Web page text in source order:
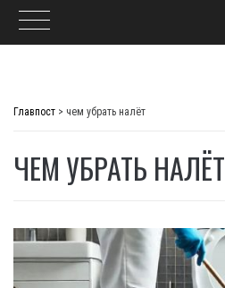
Главпост > чем убрать налёт
ЧЕМ УБРАТЬ НАЛЁТ